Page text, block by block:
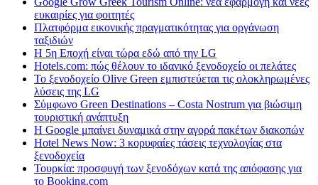
ευκαιρίες για φοιτητές
Πλατφόρμα εικονικής πραγματικότητας για οργάνωση
ταξιδιών
Η 5η Εποχή είναι τώρα εδώ από την LG
Hotels.com: πώς θέλουν το ιδανικό ξενοδοχείο οι πελάτες
To ξενοδοχείο Olive Green εμπιστεύεται τις ολοκληρωμένες
λύσεις της LG
Σύμφωνο Green Destinations – Costa Nostrum για βιώσιμη
τουριστική ανάπτυξη
H Google μπαίνει δυναμικά στην αγορά πακέτων διακοπών
Hotel News Now: 3 κορυφαίες τάσεις τεχνολογίας στα
ξενοδοχεία
Τουρκία: προσφυγή των ξενοδόχων κατά της απόφασης για
το Booking.com